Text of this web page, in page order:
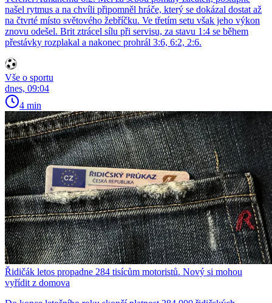
našel rytmus a na chvíli připomněl hráče, který se dokázal dostat až
na čtvrté místo světového žebříčku. Ve třetím setu však jeho výkon
znovu odešel. Brit ztrácel sílu při servisu, za stavu 1:4 se během
přestávky rozplakal a nakonec prohrál 3:6, 6:2, 2:6.
Vše o sportu
dnes, 09:04
4 min
Řidičák letos propadne 284 tisícům motoristů. Nový si mohou
vyřídit z domova